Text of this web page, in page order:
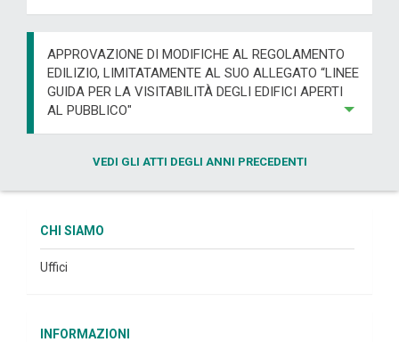
APPROVAZIONE DI MODIFICHE AL REGOLAMENTO
EDILIZIO, LIMITATAMENTE AL SUO ALLEGATO “LINEE
GUIDA PER LA VISITABILITÀ DEGLI EDIFICI APERTI
AL PUBBLICO"
VEDI GLI ATTI DEGLI ANNI PRECEDENTI
CHI SIAMO
Uffici
INFORMAZIONI